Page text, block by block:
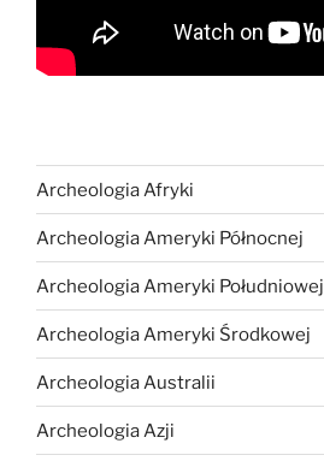
Archeologia Afryki
Archeologia Ameryki Północnej
Archeologia Ameryki Południowej
Archeologia Ameryki Środkowej
Archeologia Australii
Archeologia Azji